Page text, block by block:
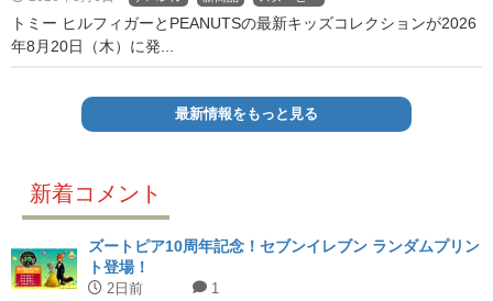
トミー ヒルフィガーとPEANUTSの最新キッズコレクションが2026
年8月20日（木）に発...
最新情報をもっと見る
新着コメント
ズートピア10周年記念！セブンイレブン ランダムプリン
ト登場！
2日前 1